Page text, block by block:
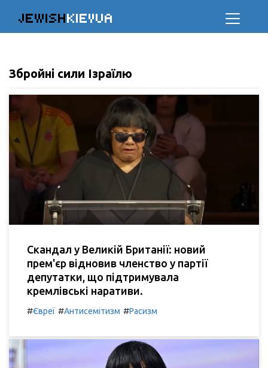
JEWISHKIEVUA
Збройні сили Ізраїлю
Скандал у Великій Британії: новий
прем'єр відновив членство у партії
депутатки, що підтримувала
кремлівські наративи.
#Євреї #Антисемітизм #Расизм